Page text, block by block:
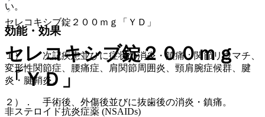
い。
効能・効果
１）． 次記疾患並びに症状の消炎・鎮痛：関節リウマチ、
変形性関節症、腰痛症、肩関節周囲炎、頸肩腕症候群、腱
炎・腱鞘炎。
２）． 手術後、外傷後並びに抜歯後の消炎・鎮痛。
セレコキシブ錠２００ｍｇ「ＹＤ」
セレコキシブ錠２００ｍｇ
「ＹＤ」
非ステロイド抗炎症薬 (NSAIDs)